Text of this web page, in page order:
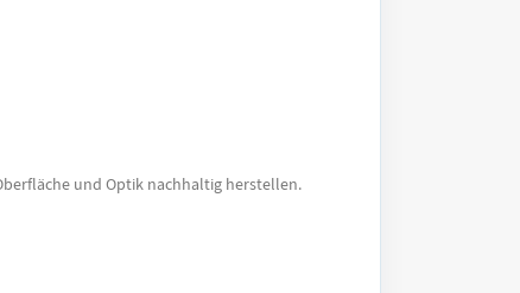
und Optik nachhaltig herstellen.